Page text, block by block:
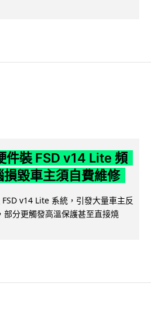
件裝 FSD v14 Lite 頻
毀車主須自費維修
v14 Lite 系統，引發大量車主反
部分更觸發高溫保護甚至直接燒